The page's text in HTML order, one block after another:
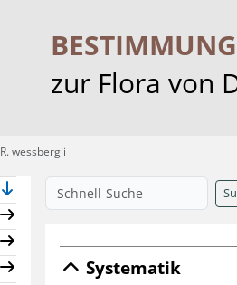
zur Flora von
R. wessbergii
Systematik